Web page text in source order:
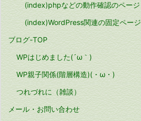
(index)phpなどの動作確認のページ
(index)WordPress関連の固定ページ
ブログ-TOP
WPはじめました(´ω｀)
WP親子関係(階層構造)(・ω・)
つれづれに（雑談）
メール・お問い合わせ